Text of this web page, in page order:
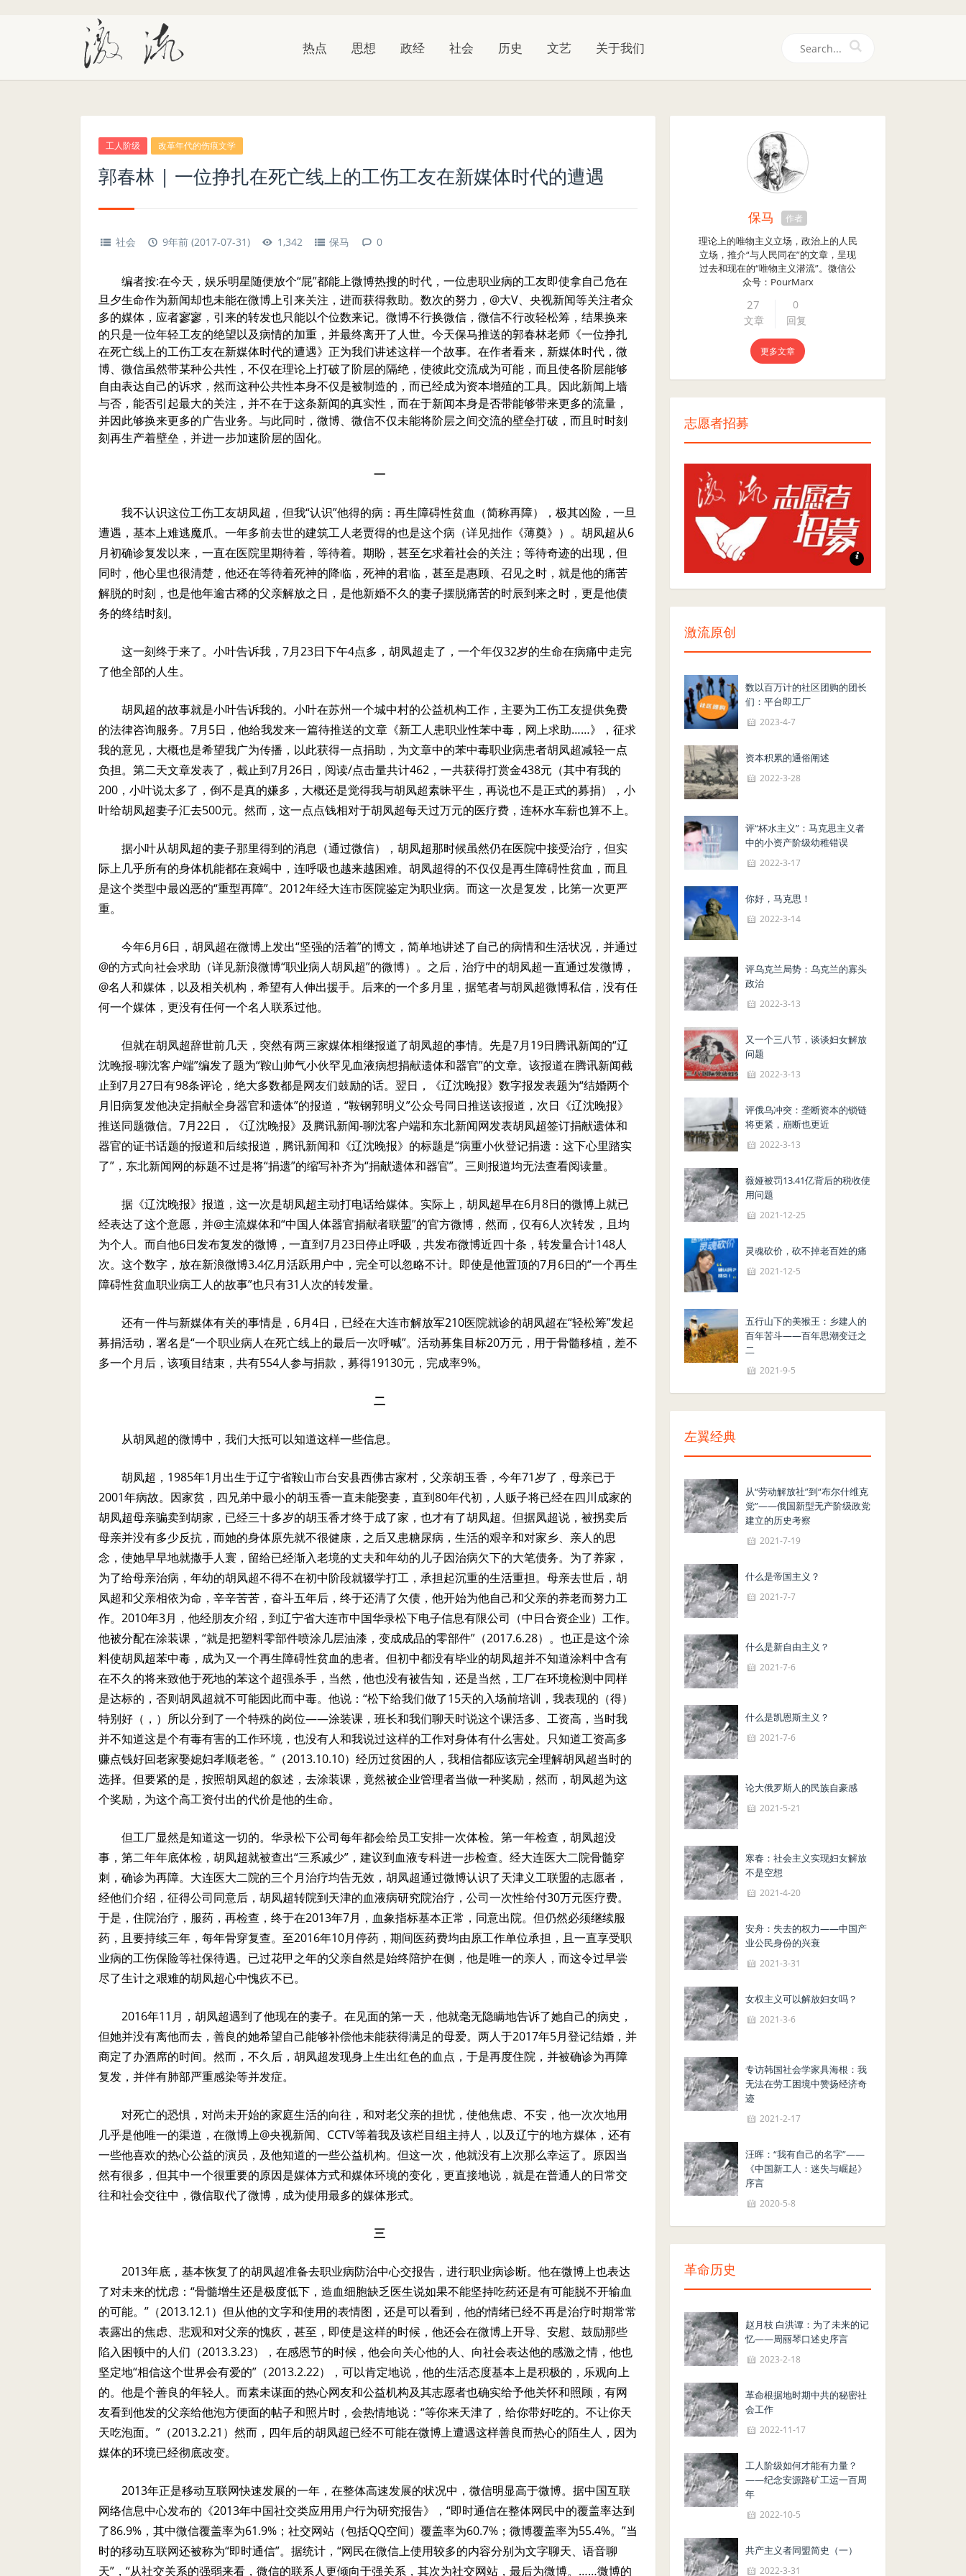
热点 思想 政经 社会 历史 文艺 关于我们
工人阶级 改革年代的伤痕文学
郭春林 | 一位挣扎在死亡线上的工伤工友在新媒体时代的遭遇
社会 9年前 (2017-07-31) 1,342 保马 0
编者按:在今天，娱乐明星随便放个“屁”都能上微博热搜的时代，一位患职业病的工友即使拿自己危在
旦夕生命作为新闻却也未能在微博上引来关注，进而获得救助。数次的努力， @大V、央视新闻等关注者众
多的媒体，应者寥寥，引来的转发也只能以个位数来记。微博不行换微信，微信不行改轻松筹，结果换来
的只是一位年轻工友的绝望以及病情的加重，并最终离开了人世。今天保马推送的郭春林老师《一位挣扎
在死亡线上的工伤工友在新媒体时代的遭遇》正为我们讲述这样一个故事。在作者看来，新媒体时代，微
博、微信虽然带某种公共性，不仅在理论上打破了阶层的隔绝，使彼此交流成为可能，而且使各阶层能够
自由表达自己的诉求，然而这种公共性本身不仅是被制造的，而已经成为资本增殖的工具。因此新闻上墙
与否，能否引起最大的关注，并不在于这条新闻的真实性，而在于新闻本身是否带能够带来更多的流量，
并因此够换来更多的广告业务。与此同时，微博、微信不仅未能将阶层之间交流的壁垒打破，而且时时刻
刻再生产着壁垒，并进一步加速阶层的固化。
一
我不认识这位工伤工友胡凤超，但我“认识”他得的病：再生障碍性贫血（简称再障），极其凶险，一旦
遭遇，基本上难逃魔爪。一年多前去世的建筑工人老贾得的也是这个病（详见拙作《薄奠》）。胡凤超从6
月初确诊复发以来，一直在医院里期待着，等待着。期盼，甚至乞求着社会的关注；等待奇迹的出现，但
同时，他心里也很清楚，他还在等待着死神的降临，死神的君临，甚至是惠顾、召见之时，就是他的痛苦
解脱的时刻，也是他年逾古稀的父亲解放之日，是他新婚不久的妻子摆脱痛苦的时辰到来之时，更是他债
务的终结时刻。
这一刻终于来了。小叶告诉我， 7月23日下午4点多，胡凤超走了，一个年仅32岁的生命在病痛中走完
了他全部的人生。
胡凤超的故事就是小叶告诉我的。小叶在苏州一个城中村的公益机构工作，主要为工伤工友提供免费
的法律咨询服务。 7月5日，他给我发来一篇待推送的文章《新工人患职业性苯中毒，网上求助……》，征求
我的意见，大概也是希望我广为传播，以此获得一点捐助，为文章中的苯中毒职业病患者胡凤超减轻一点
负担。第二天文章发表了，截止到7月26日，阅读/点击量共计462 ，一共获得打赏金438元（其中有我的
200 ，小叶说太多了，倒不是真的嫌多，大概还是觉得我与胡凤超素昧平生，再说也不是正式的募捐），小
叶给胡凤超妻子汇去500元。然而，这一点点钱相对于胡凤超每天过万元的医疗费，连杯水车薪也算不上。
据小叶从胡凤超的妻子那里得到的消息（通过微信），胡凤超那时候虽然仍在医院中接受治疗，但实
际上几乎所有的身体机能都在衰竭中，连呼吸也越来越困难。胡凤超得的不仅仅是再生障碍性贫血，而且
是这个类型中最凶恶的“重型再障”。 2012年经大连市医院鉴定为职业病。而这一次是复发，比第一次更严
重。
今年6月6日，胡凤超在微博上发出“坚强的活着”的博文，简单地讲述了自己的病情和生活状况，并通过
@的方式向社会求助（详见新浪微博“职业病人胡凤超”的微博）。之后，治疗中的胡凤超一直通过发微博，
@名人和媒体，以及相关机构，希望有人伸出援手。后来的一个多月里，据笔者与胡凤超微博私信，没有任
何一个媒体，更没有任何一个名人联系过他。
但就在胡凤超辞世前几天，突然有两三家媒体相继报道了胡凤超的事情。先是7月19日腾讯新闻的“辽
沈晚报-聊沈客户端”编发了题为“鞍山帅气小伙罕见血液病想捐献遗体和器官”的文章。该报道在腾讯新闻截
止到7月27日有98条评论，绝大多数都是网友们鼓励的话。翌日，《辽沈晚报》数字报发表题为“结婚两个
月旧病复发他决定捐献全身器官和遗体”的报道，“鞍钢郭明义”公众号同日推送该报道，次日《辽沈晚报》
推送同题微信。 7月22日，《辽沈晚报》及腾讯新闻-聊沈客户端和东北新闻网发表胡凤超签订捐献遗体和
器官的证书话题的报道和后续报道，腾讯新闻和《辽沈晚报》的标题是“病重小伙登记捐遗：这下心里踏实
了”，东北新闻网的标题不过是将“捐遗”的缩写补齐为“捐献遗体和器官”。三则报道均无法查看阅读量。
据《辽沈晚报》报道，这一次是胡凤超主动打电话给媒体。实际上，胡凤超早在6月8日的微博上就已
经表达了这个意愿，并@主流媒体和“中国人体器官捐献者联盟”的官方微博，然而，仅有6人次转发，且均
为个人。而自他6日发布复发的微博，一直到7月23日停止呼吸，共发布微博近四十条，转发量合计148人
次。这个数字，放在新浪微博3.4亿月活跃用户中，完全可以忽略不计。即使是他置顶的7月6日的“一个再生
障碍性贫血职业病工人的故事”也只有31 人次的转发量。
还有一件与新媒体有关的事情是， 6月4日，已经在大连市解放军210医院就诊的胡凤超在“轻松筹”发起
募捐活动，署名是“一个职业病人在死亡线上的最后一次呼喊”。活动募集目标20万元，用于骨髓移植，差不
多一个月后，该项目结束，共有554人参与捐款，募得19130元，完成率9%。
二
从胡凤超的微博中，我们大抵可以知道这样一些信息。
胡凤超， 1985年1 月出生于辽宁省鞍山市台安县西佛古家村，父亲胡玉香，今年71岁了，母亲已于
2001年病故。因家贫，四兄弟中最小的胡玉香一直未能娶妻，直到80年代初，人贩子将已经在四川成家的
胡凤超母亲骗卖到胡家，已经三十多岁的胡玉香才终于成了家，也才有了胡凤超。但据凤超说，被拐卖后
母亲并没有多少反抗，而她的身体原先就不很健康，之后又患糖尿病，生活的艰辛和对家乡、亲人的思
念，使她早早地就撒手人寰，留给已经渐入老境的丈夫和年幼的儿子因治病欠下的大笔债务。为了养家，
为了给母亲治病，年幼的胡凤超不得不在初中阶段就辍学打工，承担起沉重的生活重担。母亲去世后，胡
凤超和父亲相依为命，辛辛苦苦，奋斗五年后，终于还清了欠债，他开始为他自己和父亲的养老而努力工
作。 2010年3月，他经朋友介绍，到辽宁省大连市中国华录松下电子信息有限公司（中日合资企业）工作。
他被分配在涂装课，“就是把塑料零部件喷涂几层油漆，变成成品的零部件”（2017.6.28）。也正是这个涂
料使胡凤超苯中毒，成为又一个再生障碍性贫血的患者。但初中都没有毕业的胡凤超并不知道涂料中含有
在不久的将来致他于死地的苯这个超强杀手，当然，他也没有被告知，还是当然，工厂在环境检测中同样
是达标的，否则胡凤超就不可能因此而中毒。他说：“松下给我们做了15天的入场前培训，我表现的（得）
特别好（，）所以分到了一个特殊的岗位——涂装课，班长和我们聊天时说这个课活多、工资高，当时我
并不知道这是个有毒有害的工作环境，也没有人和我说过这样的工作对身体有什么害处。只知道工资高多
赚点钱好回老家娶媳妇孝顺老爸。”（2013.10.10）经历过贫困的人，我相信都应该完全理解胡凤超当时的
选择。但要紧的是，按照胡凤超的叙述，去涂装课，竟然被企业管理者当做一种奖励，然而，胡凤超为这
个奖励，为这个高工资付出的代价是他的生命。
但工厂显然是知道这一切的。华录松下公司每年都会给员工安排一次体检。第一年检查，胡凤超没
事，第二年年底体检，胡凤超就被查出“三系减少”，建议到血液专科进一步检查。经大连医大二院骨髓穿
刺，确诊为再障。大连医大二院的三个月治疗均告无效，胡凤超通过微博认识了天津义工联盟的志愿者，
经他们介绍，征得公司同意后，胡凤超转院到天津的血液病研究院治疗，公司一次性给付30万元医疗费。
于是，住院治疗，服药，再检查，终于在2013年7月，血象指标基本正常，同意出院。但仍然必须继续服
药，且要持续三年，每年骨穿复查。至2016年10月停药，期间医药费均由原工作单位承担，且一直享受职
业病的工伤保险等社保待遇。已过花甲之年的父亲自然是始终陪护在侧，他是唯一的亲人，而这令过早尝
尽了生计之艰难的胡凤超心中愧疚不已。
2016年11 月，胡凤超遇到了他现在的妻子。在见面的第一天，他就毫无隐瞒地告诉了她自己的病史，
但她并没有离他而去，善良的她希望自己能够补偿他未能获得满足的母爱。两人于2017年5月登记结婚，并
商定了办酒席的时间。然而，不久后，胡凤超发现身上生出红色的血点，于是再度住院，并被确诊为再障
复发，并伴有肺部严重感染等并发症。
对死亡的恐惧，对尚未开始的家庭生活的向往，和对老父亲的担忧，使他焦虑、不安，他一次次地用
几乎是他唯一的渠道，在微博上@央视新闻、 CCTV等着我及该栏目组主持人，以及辽宁的地方媒体，还有
一些他喜欢的热心公益的演员，及他知道的一些公益机构。但这一次，他就没有上次那么幸运了。原因当
然有很多，但其中一个很重要的原因是媒体方式和媒体环境的变化，更直接地说，就是在普通人的日常交
往和社会交往中，微信取代了微博，成为使用最多的媒体形式。
三
2013年底，基本恢复了的胡凤超准备去职业病防治中心交报告，进行职业病诊断。他在微博上也表达
了对未来的忧虑：“骨髓增生还是极度低下，造血细胞缺乏医生说如果不能坚持吃药还是有可能脱不开输血
的可能。”（2013.12.1 ）但从他的文字和使用的表情图，还是可以看到，他的情绪已经不再是治疗时期常常
表露出的焦虑、悲观和对父亲的愧疚，甚至，即使是这样的时候，他还会在微博上开导、安慰、鼓励那些
陷入困顿中的人们（2013.3.23），在感恩节的时候，他会向关心他的人、向社会表达他的感激之情，他也
坚定地“相信这个世界会有爱的”（2013.2.22），可以肯定地说，他的生活态度基本上是积极的，乐观向上
的。他是个善良的年轻人。而素未谋面的热心网友和公益机构及其志愿者也确实给予他关怀和照顾，有网
友看到他发的父亲给他泡方便面的帖子和照片时，会热情地说：“等你来天津了，给你带好吃的。不让你天
天吃泡面。”（2013.2.21 ）然而，四年后的胡凤超已经不可能在微博上遭遇这样善良而热心的陌生人，因为
媒体的环境已经彻底改变。
2013年正是移动互联网快速发展的一年，在整体高速发展的状况中，微信明显高于微博。据中国互联
网络信息中心发布的《2013年中国社交类应用用户行为研究报告》，“即时通信在整体网民中的覆盖率达到
了86.9% ，其中微信覆盖率为61.9% ；社交网站（包括QQ空间）覆盖率为60.7% ；微博覆盖率为55.4%。”当
时的移动互联网还被称为“即时通信”。据统计，“网民在微信上使用较多的内容分别为文字聊天、语音聊
天”，“从社交关系的强弱来看，微信的联系人更倾向于强关系，其次为社交网站，最后为微博。……微博的
保马 作者
理论上的唯物主义立场，政治上的人民
立场，推介“与人民同在”的文章，呈现
过去和现在的“唯物主义潜流”。微信公
众号：PourMarx
27
文章
0
回复
更多文章
志愿者招募
志愿者招募
激流原创
数以百万计的社区团购的团长
们：平台即工厂
2023-4-7
资本积累的通俗阐述
2022-3-28
评“杯水主义”：马克思主义者
中的小资产阶级幼稚错误
2022-3-17
你好，马克思！
2022-3-14
评乌克兰局势：乌克兰的寡头
政治
2022-3-13
又一个三八节，谈谈妇女解放
问题
2022-3-13
评俄乌冲突：垄断资本的锁链
将更紧，崩断也更近
2022-3-13
薇娅被罚13.41亿背后的税收使
用问题
2021-12-25
灵魂砍价，砍不掉老百姓的痛
2021-12-5
五行山下的美猴王：乡建人的
百年苦斗——百年思潮变迁之
二
2021-9-5
左翼经典
从“劳动解放社”到“布尔什维克
党”——俄国新型无产阶级政党
建立的历史考察
2021-7-19
什么是帝国主义？
2021-7-7
什么是新自由主义？
2021-7-6
什么是凯恩斯主义？
2021-7-6
论大俄罗斯人的民族自豪感
2021-5-21
寒春：社会主义实现妇女解放
不是空想
2021-4-20
安舟：失去的权力——中国产
业公民身份的兴衰
2021-3-31
女权主义可以解放妇女吗？
2021-3-6
专访韩国社会学家具海根：我
无法在劳工困境中赞扬经济奇
迹
2021-2-17
汪晖：“我有自己的名字”——
《中国新工人：迷失与崛起》
序言
2020-5-8
革命历史
赵月枝 白洪谭：为了未来的记
忆——周丽琴口述史序言
2023-2-18
革命根据地时期中共的秘密社
会工作
2022-11-17
工人阶级如何才能有力量？
——纪念安源路矿工运一百周
年
2022-10-5
共产主义者同盟简史（一）
2022-3-31